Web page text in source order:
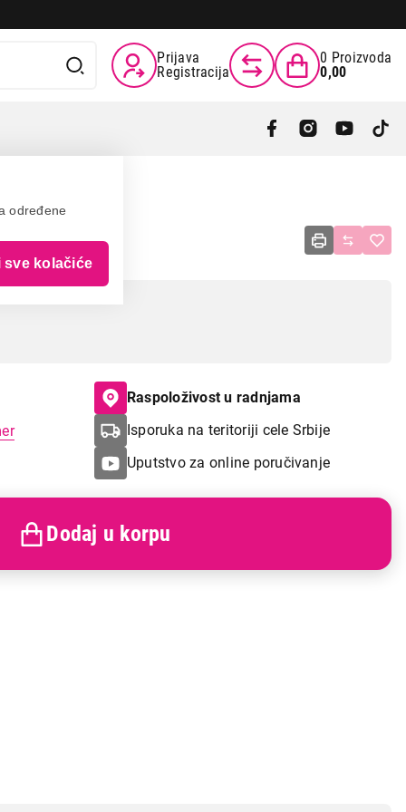
određene
sve kolačiće
Prijava
Registracija
0 Proizvoda
0,00
1.4 5m
Raspoloživost u radnjama
Isporuka na teritoriji cele Srbije
Uputstvo za online poručivanje
Dodaj u korpu